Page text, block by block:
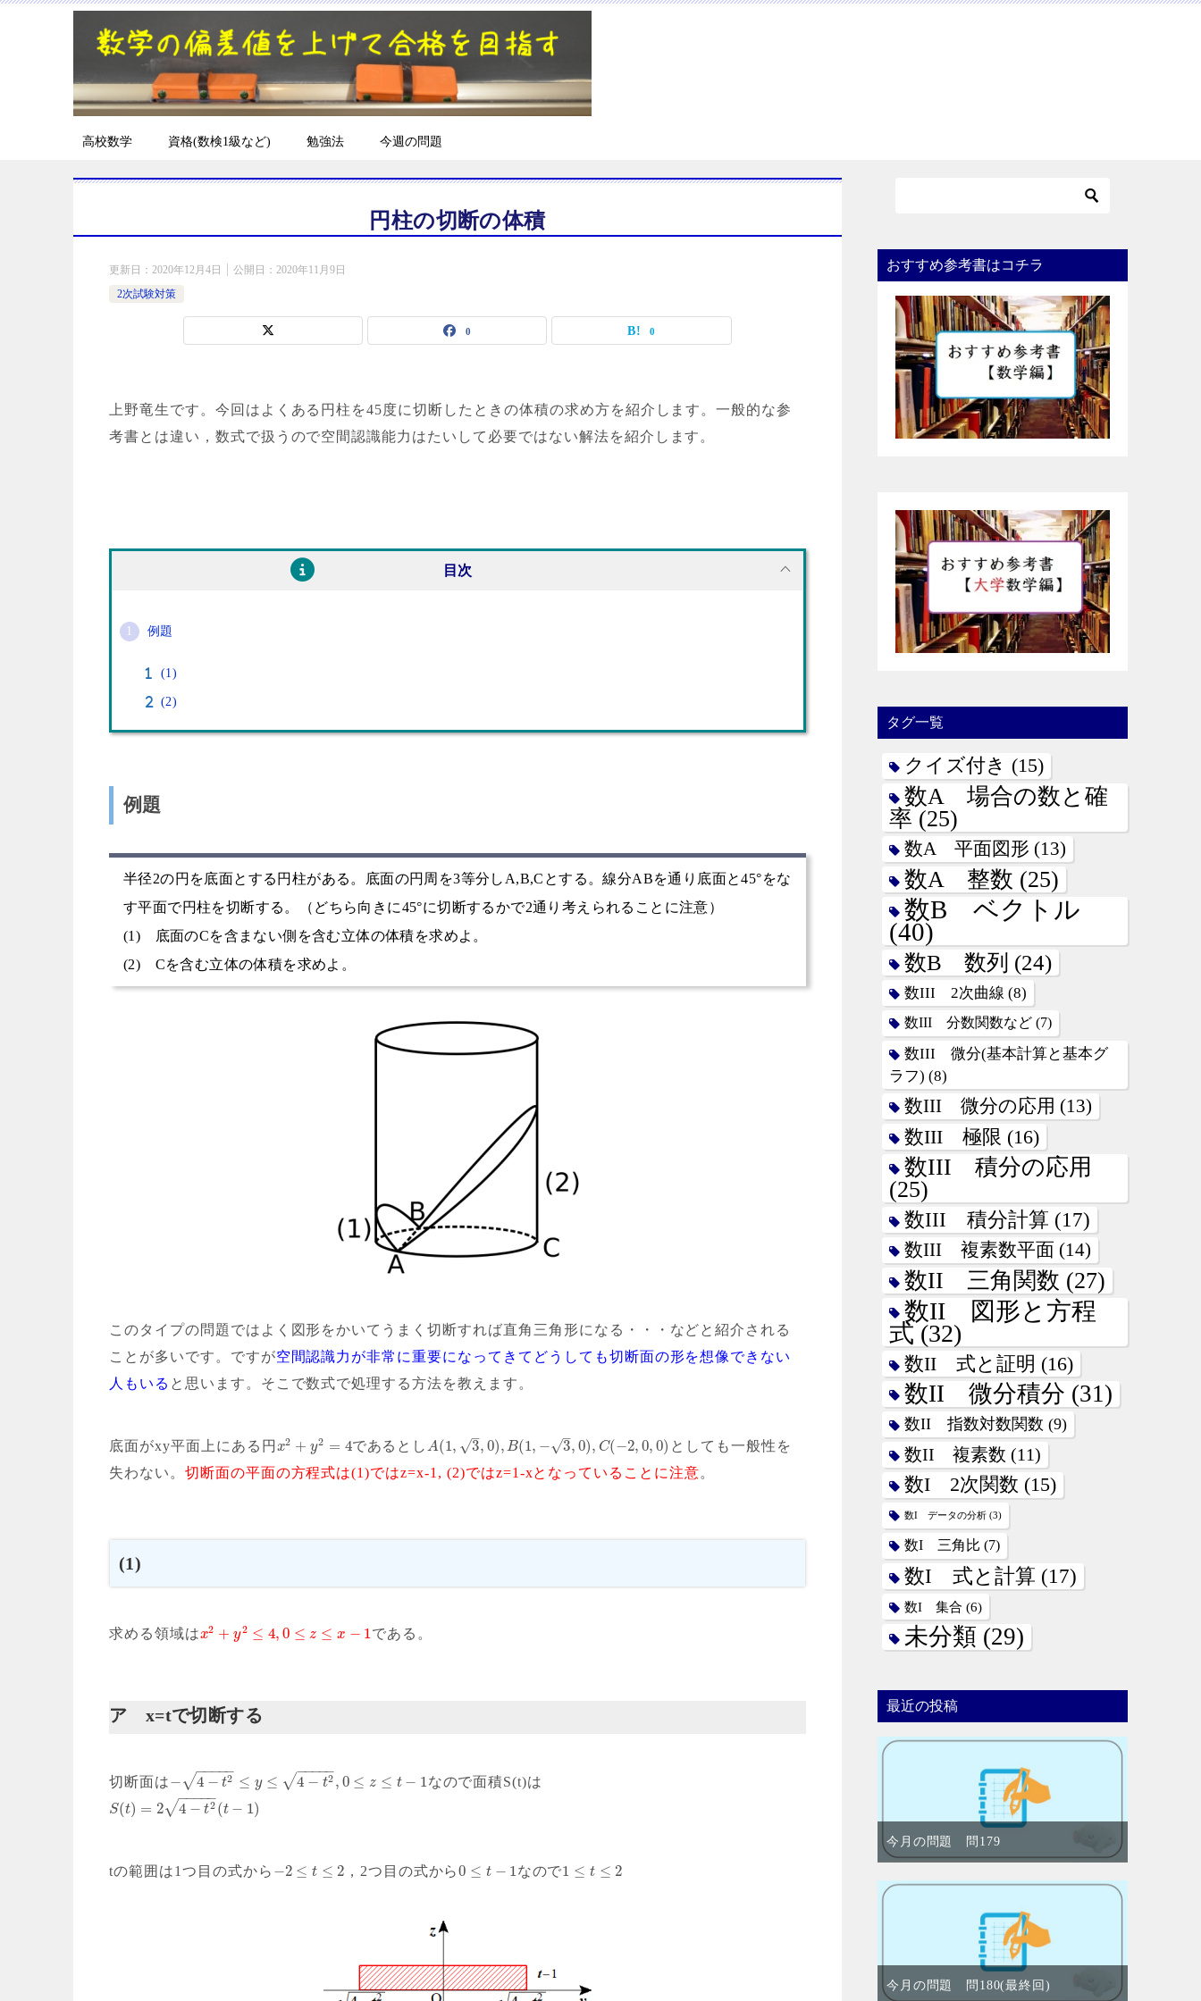
高校数学 資格(数検1級など) 勉強法 今週の問題
円柱の切断の体積
更新日： 2020年12月4日 公開日： 2020年11月9日
2次試験対策
0 0
上野竜生です。今回はよくある円柱を45度に切断したときの体積の求め方を紹介します。一般的な参
考書とは違い，数式で扱うので空間認識能力はたいして必要ではない解法を紹介します。
目次
例題
(1)
(2)
例題
半径2の円を底面とする円柱がある。底面の円周を3等分しA,B,Cとする。線分ABを通り底面と45°をな
す平面で円柱を切断する。（どちら向きに45°に切断するかで2通り考えられることに注意）
(1) 底面のCを含まない側を含む立体の体積を求めよ。
(2) Cを含む立体の体積を求めよ。
このタイプの問題ではよく 図形をかいてうまく切断すれば直角三角形になる・・・ などと紹介される
ことが多いです。ですが空間認識力が非常に重要になってきてどうしても切断面の形を想像できない
人もいる と思います。そこで数式で処理する方法を教えます。
底面がxy平面上にある円 x2 + y2 = 4であるとし A(1, 3
–
√ , 0), B(1, − 3
–
√ , 0), C(−2, 0, 0) としても一般性を
失わない。 切断面の平面の方程式は(1)ではz=x-1, (2)ではz=1-xとなっていることに注意。
(1)
求める領域はx2 + y2 ≤ 4, 0 ≤ z ≤ x − 1である。
ア x=tで切断する
切断面は− 4 − t2
− −
−−−
√ ≤ y ≤ 4 − t2
− −
−−−
√ , 0 ≤ z ≤ t − 1なので面積S(t)は
S(t) = 2 4 − t2
− −
−−−
√ (t − 1)
tの範囲は1つ目の式から −2 ≤ t ≤ 2 ，2つ目の式から0 ≤ t − 1なので1 ≤ t ≤ 2
おすすめ参考書はコチラ
タグ一覧
クイズ付き (15)
数A 場合の数と確
率 (25)
数A 平面図形 (13)
数A 整数 (25)
数B ベクトル
(40)
数B 数列 (24)
数III 2次曲線 (8)
数III 分数関数など (7)
数III 微分(基本計算と基本グ
ラフ) (8)
数III 微分の応用 (13)
数III 極限 (16)
数III 積分の応用
(25)
数III 積分計算 (17)
数III 複素数平面 (14)
数II 三角関数 (27)
数II 図形と方程
式 (32)
数II 式と証明 (16)
数II 微分積分 (31)
数II 指数対数関数 (9)
数II 複素数 (11)
数I 2次関数 (15)
数I データの分析 (3)
数I 三角比 (7)
数I 式と計算 (17)
数I 集合 (6)
未分類 (29)
最近の投稿
今月の問題 問179
今月の問題 問180(最終回)